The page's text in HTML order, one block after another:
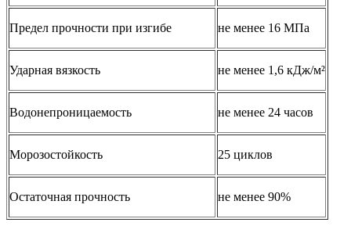
Предел прочности при изгибе не менее 16 МПа
Ударная вязкость не менее 1,6 кДж/м²
Водонепроницаемость не менее 24 часов
Морозостойкость 25 циклов
Остаточная прочность не менее 90%